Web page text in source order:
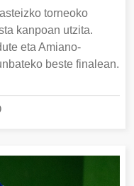
torneoko
kanpoan utzita.
eta Amiano-
beste finalean.